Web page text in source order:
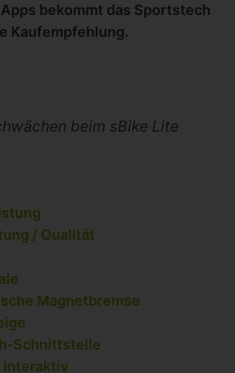
bekommt das Sportstech
Kaufempfehlung.
beim sBike Lite
/ Qualität
Magnetbremse
Schnittstelle
interaktiv